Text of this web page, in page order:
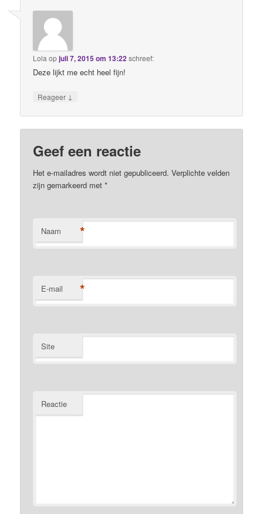
Lola opjuli 7, 2015 om 13:22schreef:
Deze lijkt me echt heel fijn!
Reageer ↓
Geef een reactie
Het e-mailadres wordt niet gepubliceerd. Verplichte velden
zijn gemarkeerd met*
Naam *
E-mail *
Site
Reactie